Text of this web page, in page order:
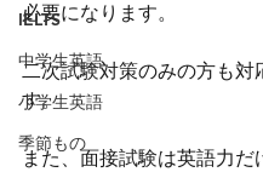
IELTS
中学生英語
小学生英語
季節もの
必要になります。
二次試験対策のみの方も対
す。
また、面接試験は英語力だ